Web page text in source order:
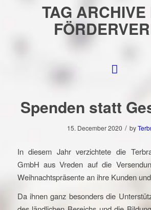
TAG ARCHIVE
Spenden statt
15. December 2020 / by
In diesem Jahr verzichtete die
GmbH aus Vreden auf die
Weihnachtspräsente an ihre Kunden
Da ihnen ganz besonders die